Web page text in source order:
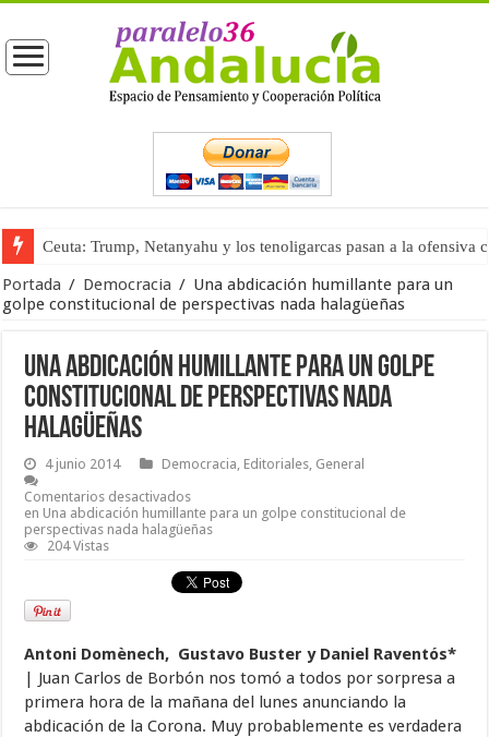
Ceuta: Trump, Netanyahu y los tenoligarcas pasan a la ofensiva
La masificación turística (tercera parte)
Portada / Democracia / Una abdicación humillante para un
golpe constitucional de perspectivas nada halagüeñas
Una abdicación humillante para un golpe
constitucional de perspectivas nada
halagüeñas
4 junio 2014 Democracia, Editoriales, General
Comentarios desactivados
en Una abdicación humillante para un golpe constitucional de
perspectivas nada halagüeñas
204 Vistas
Antoni Domènech, Gustavo Buster y Daniel Raventós*
| Juan Carlos de Borbón nos tomó a todos por sorpresa a
primera hora de la mañana del lunes anunciando la
abdicación de la Corona. Muy probablemente es verdadera